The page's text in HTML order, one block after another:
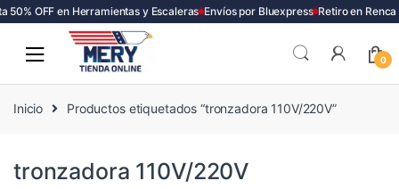
50% OFF en Herramientas y Escaleras Envíos por Bluexpress Retiro en Renca
0
Inicio Productos etiquetados “tronzadora 110V/220V”
tronzadora 110V/220V